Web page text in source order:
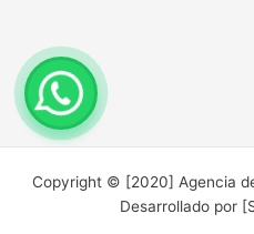
Copyright © [2020] Agencia
Desarrollado por